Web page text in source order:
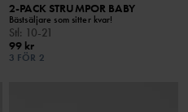
2-PACK STRUMPOR BABY
Bästsäljare som sitter kvar!
Stl: 10-21
99 kr
3 FÖR 2